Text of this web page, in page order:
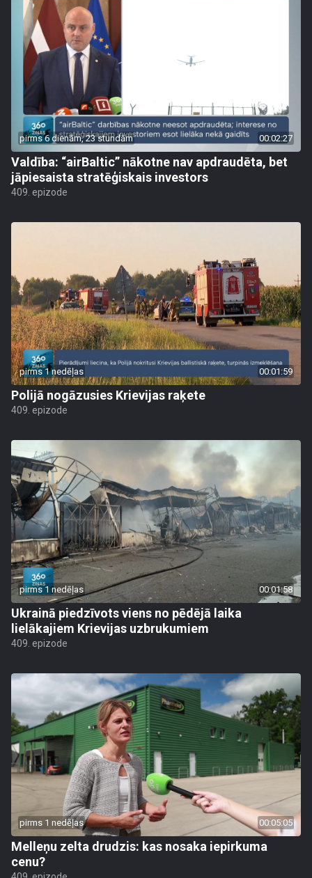
pirms 6 dienām, 23 stundām 00:02:27
Valdība: “airBaltic” nākotne nav apdraudēta, bet
jāpiesaista stratēģiskais investors
409. epizode
pirms 1 nedēļas 00:01:59
Polijā nogāzusies Krievijas raķete
409. epizode
pirms 1 nedēļas 00:01:58
Ukrainā piedzīvots viens no pēdējā laika
lielākajiem Krievijas uzbrukumiem
409. epizode
pirms 1 nedēļas 00:05:05
Melleņu zelta drudzis: kas nosaka iepirkuma
cenu?